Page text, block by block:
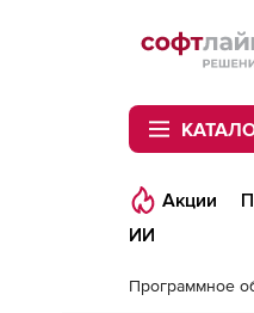
Softline
Акции
ИИ